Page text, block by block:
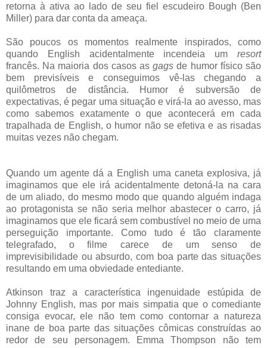
retorna à ativa ao lado de seu fiel escudeiro Bough (Ben
Miller) para dar conta da ameaça.
São poucos os momentos realmente inspirados, como
quando English acidentalmente incendeia um resort
francês. Na maioria dos casos asgags de humor físico são
bem previsíveis e conseguimos vê-las chegando a
quilômetros de distância. Humor é subversão de
expectativas, é pegar uma situação e virá-la ao avesso, mas
como sabemos exatamente o que acontecerá em cada
trapalhada de English, o humor não se efetiva e as risadas
muitas vezes não chegam.
Quando um agente dá a English uma caneta explosiva, já
imaginamos que ele irá acidentalmente detoná-la na cara
de um aliado, do mesmo modo que quando alguém indaga
ao protagonista se não seria melhor abastecer o carro, já
imaginamos que ele ficará sem combustível no meio de uma
perseguição importante. Como tudo é tão claramente
telegrafado, o filme carece de um senso de
imprevisibilidade ou absurdo, com boa parte das situações
resultando em uma obviedade entediante.
Atkinson traz a característica ingenuidade estúpida de
Johnny English, mas por mais simpatia que o comediante
consiga evocar, ele não tem como contornar a natureza
inane de boa parte das situações cômicas construídas ao
redor de seu personagem. Emma Thompson não tem